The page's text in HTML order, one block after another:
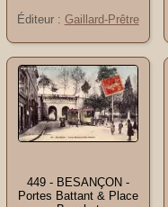
Éditeur : Gaillard-Prêtre
449 - BESANÇON -
Portes Battant & Place